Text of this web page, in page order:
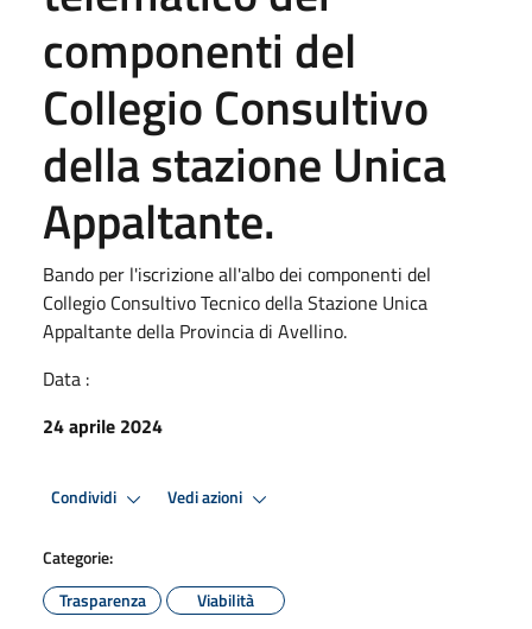
componenti del
Collegio Consultivo
della stazione Unica
Appaltante.
Bando per l'iscrizione all'albo dei componenti del
Collegio Consultivo Tecnico della Stazione Unica
Appaltante della Provincia di Avellino.
Data :
24 aprile 2024
Condividi Vedi azioni
Categorie:
Trasparenza
Viabilità